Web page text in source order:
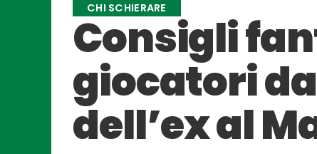
CHI SCHIERARE
Consigli
giocatori
dell’ex al